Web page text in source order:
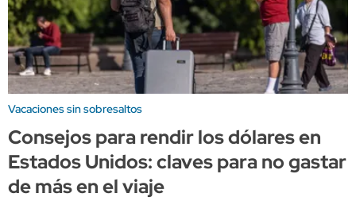
Vacaciones sin sobresaltos
Consejos para rendir los dólares en
Estados Unidos: claves para no gastar
de más en el viaje